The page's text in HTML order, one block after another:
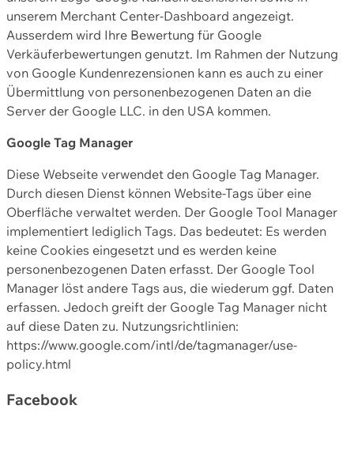
unserem Merchant Center-Dashboard angezeigt.
Ausserdem wird Ihre Bewertung für Google
Verkäuferbewertungen genutzt. Im Rahmen der Nutzung
von Google Kundenrezensionen kann es auch zu einer
Übermittlung von personenbezogenen Daten an die
Server der Google LLC. in den USA kommen.
Google Tag Manager
Diese Webseite verwendet den Google Tag Manager.
Durch diesen Dienst können Website-Tags über eine
Oberfläche verwaltet werden. Der Google Tool Manager
implementiert lediglich Tags. Das bedeutet: Es werden
keine Cookies eingesetzt und es werden keine
personenbezogenen Daten erfasst. Der Google Tool
Manager löst andere Tags aus, die wiederum ggf. Daten
erfassen. Jedoch greift der Google Tag Manager nicht
auf diese Daten zu. Nutzungsrichtlinien:
https://www.google.com/intl/de/tagmanager/use-
policy.html
Facebook